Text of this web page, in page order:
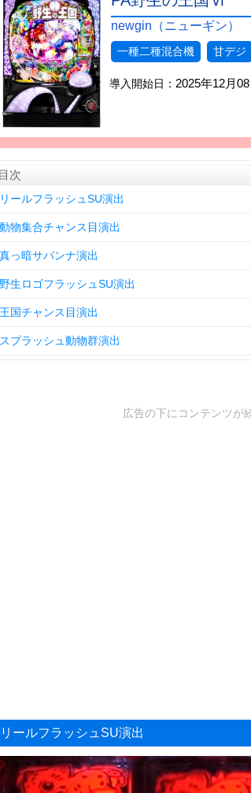
newgin（ニューギン）
一種二種混合機 甘デジ
導入開始日： 2025年12月08
目次
リールフラッシュSU演出
動物集合チャンス目演出
真っ暗サバンナ演出
野生ロゴフラッシュSU演出
王国チャンス目演出
スプラッシュ動物群演出
広告の下にコンテンツが
リールフラッシュSU演出